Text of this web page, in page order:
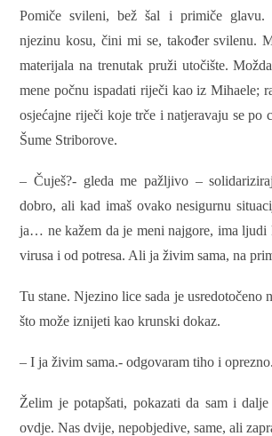
Pomiče svileni, bež šal i primiče glavu.
njezinu kosu, čini mi se, također svilenu.
materijala na trenutak pruži utočište.
mene počnu ispadati riječi kao iz Mihaele;
osjećajne riječi koje trče i natjeravaju se po
Šume Striborove.
– Čuješ?- gleda me pažljivo –
dobro, ali kad imaš ovako nesigurnu
ja… ne kažem da je meni najgore, ima ljudi
virusa i od potresa. Ali ja živim sama, na
Tu stane. Njezino lice sada je usredotočeno
što može iznijeti kao krunski dokaz.
– I ja živim sama.- odgovaram tiho i oprezno.
Želim je potapšati, pokazati da sam i
ovdje. Nas dvije, nepobjedive, same, ali